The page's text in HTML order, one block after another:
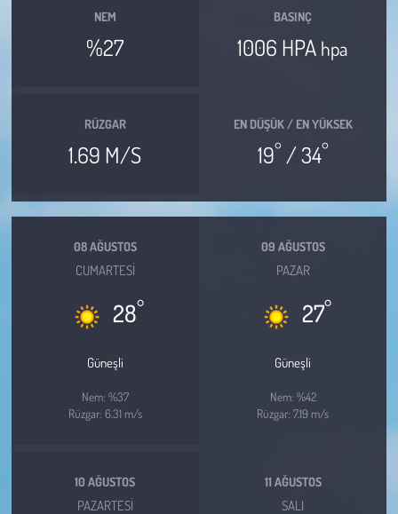
NEM
%27
BASINÇ
1006 HPA hpa
RÜZGAR
1.69 M/S
EN DÜŞÜK / EN YÜKSEK
19°/ 34°
08 AĞUSTOS
CUMARTESI
28°
Güneşli
Nem: %37
Rüzgar: 6.31 m/s
09 AĞUSTOS
PAZAR
27°
Güneşli
Nem: %42
Rüzgar: 7.19 m/s
10 AĞUSTOS
PAZARTESI
11 AĞUSTOS
SALI
Son Dakika
Kent
Eğlence